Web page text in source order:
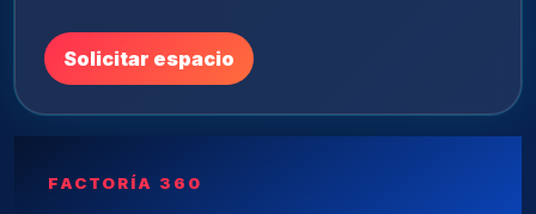
Solicitar espacio
FACTORÍA 360